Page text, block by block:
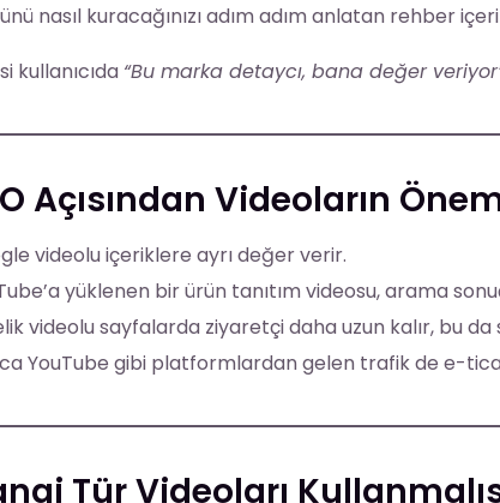
nasıl kuracağınızı adım adım anlatan rehber
kullanıcıda “Bu marka detaycı, bana değer
Açısından Videoların
videolu içeriklere ayrı değer verir.
yüklenen bir ürün tanıtım videosu, arama
videolu sayfalarda ziyaretçi daha uzun kalır, bu da
YouTube gibi platformlardan gelen trafik de e-
Tür Videoları